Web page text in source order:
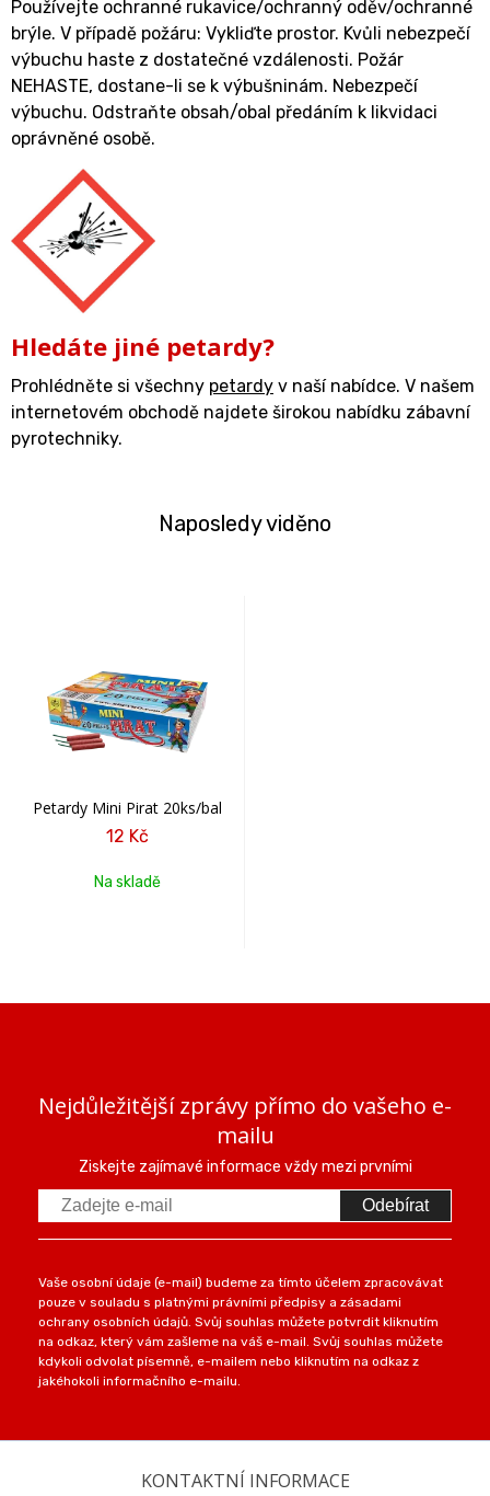
Používejte ochranné rukavice/ochranný oděv/ochranné
brýle. V případě požáru: Vykliďte prostor. Kvůli nebezpečí
výbuchu haste z dostatečné vzdálenosti. Požár
NEHASTE, dostane-li se k výbušninám. Nebezpečí
výbuchu. Odstraňte obsah/obal předáním k likvidaci
oprávněné osobě.
Hledáte jiné petardy?
Prohlédněte si všechny petardy v naší nabídce. V našem
internetovém obchodě najdete širokou nabídku zábavní
pyrotechniky.
Naposledy viděno
Petardy Mini Pirat 20ks/bal
12 Kč
Na skladě
Nejdůležitější zprávy přímo do vašeho e-
mailu
Ziskejte zajímavé informace vždy mezi prvními
Odebírat
Vaše osobní údaje (e-mail) budeme za tímto účelem zpracovávat
pouze v souladu s platnými právními předpisy a zásadami
ochrany osobních údajů. Svůj souhlas můžete potvrdit kliknutím
na odkaz, který vám zašleme na váš e-mail. Svůj souhlas můžete
kdykoli odvolat písemně, e-mailem nebo kliknutím na odkaz z
jakéhokoli informačního e-mailu.
KONTAKTNÍ INFORMACE